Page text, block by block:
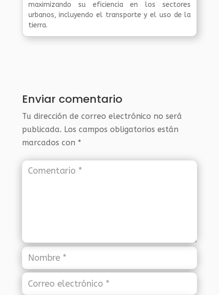
maximizando su eficiencia en los sectores
urbanos, incluyendo el transporte y el uso de la
tierra.
Enviar comentario
Tu dirección de correo electrónico no será
publicada. Los campos obligatorios están
marcados con *